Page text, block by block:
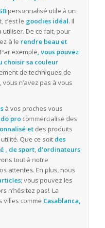
personnalisé utile à un
le goodies idéal. Il
De ce fait, pour
à le rendre beau et
exemple, vous pouvez
choisir sa couleur
de techniques de
vous n’avez pas à vous
à vos proches vous
procommercialise des
etdes produits
Que ce soit des
, de sport, d’ordinateurs
tout à notre
attentes. En plus, nous
; vous pouvez les
n’hésitez pas!. La
villes comme Casablanca,